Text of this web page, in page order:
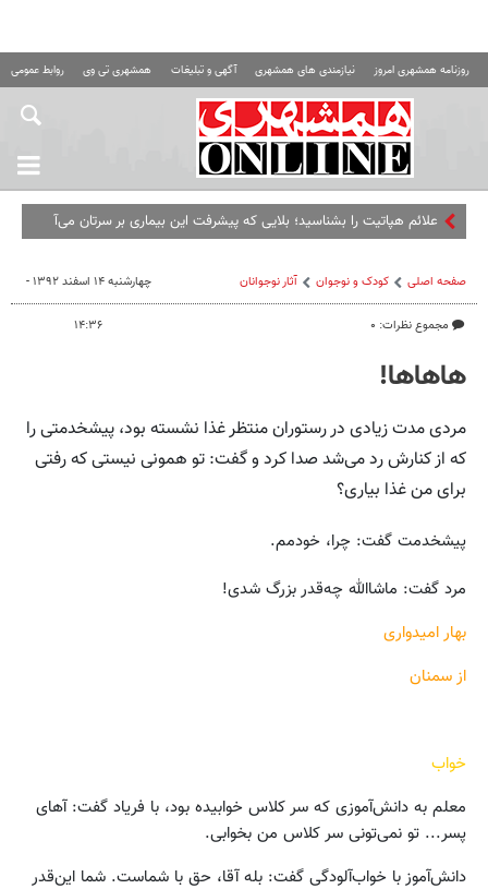
روزنامه همشهری امروز نیازمندی های همشهری آگهی و تبلیغات همشهری تی وی روابط عمومی
علائم هپاتیت را بشناسید؛ بلایی که پیشرفت این بیماری بر سرتان می‌آورد
صفحه اصلی کودک و نوجوان آثار نوجوانان
مجموع نظرات: ۰
چهارشنبه ۱۴ اسفند ۱۳۹۲ -
۱۴:۳۶
هاهاها!
مردی مدت زیادی در رستوران منتظر غذا نشسته بود، پیشخدمتی را
که از کنارش رد می‌شد صدا کرد و گفت: تو همونی نیستی که رفتی
برای من غذا بیاری؟
پیشخدمت گفت: چرا، خودمم.
مرد گفت: ماشاالله چه‌قدر بزرگ شدی!
بهار امیدواری
از سمنان
خواب
معلم به دانش‌آموزی که سر کلاس خوابیده بود، با فریاد گفت: آهای
پسر... تو نمی‌تونی سر کلاس من بخوابی.
دانش‌آموز با خواب‌آلودگی گفت: بله آقا، حق با شماست. شما این‌قدر